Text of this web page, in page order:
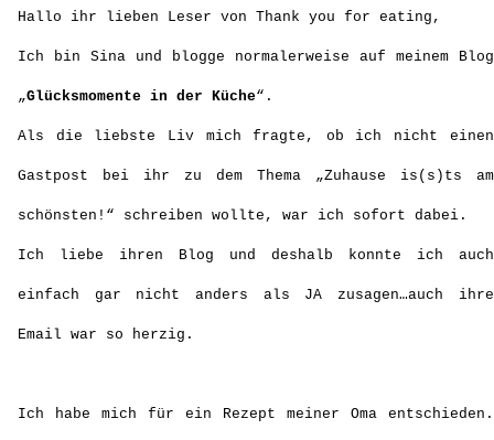
Hallo ihr lieben Leser von Thank you for eating,
Ich bin Sina und blogge normalerweise auf meinem Blog
„Glücksmomente in der Küche“.
Als die liebste Liv mich fragte, ob ich nicht einen
Gastpost bei ihr zu dem Thema „Zuhause is(s)ts am
schönsten!“ schreiben wollte, war ich sofort dabei.
Ich liebe ihren Blog und deshalb konnte ich auch
einfach gar nicht anders als JA zusagen…auch ihre
Email war so herzig.
Ich habe mich für ein Rezept meiner Oma entschieden.